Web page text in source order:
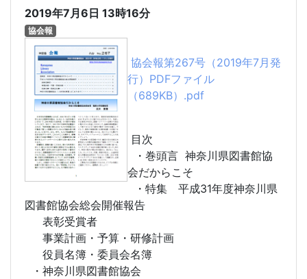
2019年7月6日 13時16分
協会報
協会報第267号（2019年7月発
行）PDFファイル
（689KB）.pdf
目次
・巻頭言 神奈川県図書館協
会だからこそ
・特集 平成31年度神奈川県
図書館協会総会開催報告
表彰受賞者
事業計画・予算・研修計画
役員名簿・委員会名簿
・神奈川県図書館協会